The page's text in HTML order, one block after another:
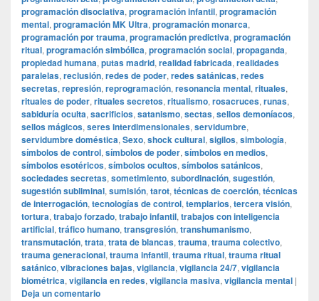
programación disociativa, programación infantil, programación
mental, programación MK Ultra, programación monarca,
programación por trauma, programación predictiva, programación
ritual, programación simbólica, programación social, propaganda,
propiedad humana, putas madrid, realidad fabricada, realidades
paralelas, reclusión, redes de poder, redes satánicas, redes
secretas, represión, reprogramación, resonancia mental, rituales,
rituales de poder, rituales secretos, ritualismo, rosacruces, runas,
sabiduría oculta, sacrificios, satanismo, sectas, sellos demoníacos,
sellos mágicos, seres interdimensionales, servidumbre,
servidumbre doméstica, Sexo, shock cultural, sigilos, simbología,
símbolos de control, símbolos de poder, símbolos en medios,
símbolos esotéricos, símbolos ocultos, símbolos satánicos,
sociedades secretas, sometimiento, subordinación, sugestión,
sugestión subliminal, sumisión, tarot, técnicas de coerción, técnicas
de interrogación, tecnologías de control, templarios, tercera visión,
tortura, trabajo forzado, trabajo infantil, trabajos con inteligencia
artificial, tráfico humano, transgresión, transhumanismo,
transmutación, trata, trata de blancas, trauma, trauma colectivo,
trauma generacional, trauma infantil, trauma ritual, trauma ritual
satánico, vibraciones bajas, vigilancia, vigilancia 24/7, vigilancia
biométrica, vigilancia en redes, vigilancia masiva, vigilancia mental |
Deja un comentario